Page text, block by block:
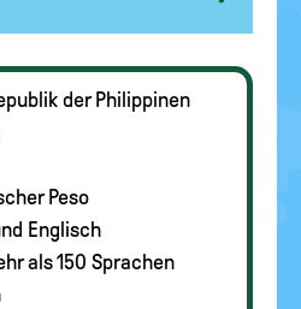
der Philippinen
Peso
Englisch
als 150 Sprachen